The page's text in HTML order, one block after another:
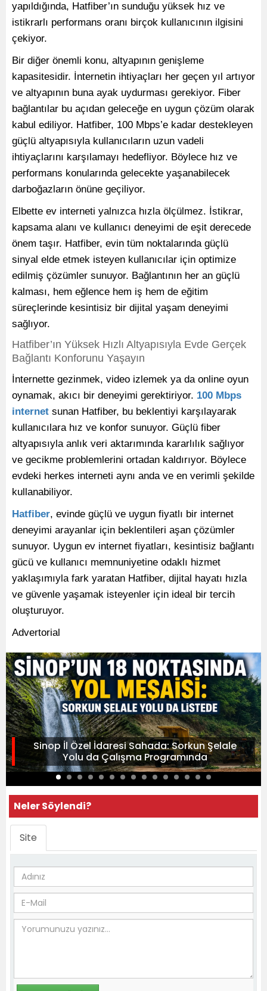
yapıldığında, Hatfiber’ın sunduğu yüksek hız ve
istikrarlı performans oranı birçok kullanıcının ilgisini
çekiyor.
Bir diğer önemli konu, altyapının genişleme
kapasitesidir. İnternetin ihtiyaçları her geçen yıl artıyor
ve altyapının buna ayak uydurması gerekiyor. Fiber
bağlantılar bu açıdan geleceğe en uygun çözüm olarak
kabul ediliyor. Hatfiber, 100 Mbps’e kadar destekleyen
güçlü altyapısıyla kullanıcıların uzun vadeli
ihtiyaçlarını karşılamayı hedefliyor. Böylece hız ve
performans konularında gelecekte yaşanabilecek
darboğazların önüne geçiliyor.
Elbette ev interneti yalnızca hızla ölçülmez. İstikrar,
kapsama alanı ve kullanıcı deneyimi de eşit derecede
önem taşır. Hatfiber, evin tüm noktalarında güçlü
sinyal elde etmek isteyen kullanıcılar için optimize
edilmiş çözümler sunuyor. Bağlantının her an güçlü
kalması, hem eğlence hem iş hem de eğitim
süreçlerinde kesintisiz bir dijital yaşam deneyimi
sağlıyor.
Hatfiber’ın Yüksek Hızlı Altyapısıyla Evde Gerçek
Bağlantı Konforunu Yaşayın
İnternette gezinmek, video izlemek ya da online oyun
oynamak, akıcı bir deneyimi gerektiriyor. 100 Mbps
internet sunan Hatfiber, bu beklentiyi karşılayarak
kullanıcılara hız ve konfor sunuyor. Güçlü fiber
altyapısıyla anlık veri aktarımında kararlılık sağlıyor
ve gecikme problemlerini ortadan kaldırıyor. Böylece
evdeki herkes interneti aynı anda ve en verimli şekilde
kullanabiliyor.
Hatfiber, evinde güçlü ve uygun fiyatlı bir internet
deneyimi arayanlar için beklentileri aşan çözümler
sunuyor. Uygun ev internet fiyatları, kesintisiz bağlantı
gücü ve kullanıcı memnuniyetine odaklı hizmet
yaklaşımıyla fark yaratan Hatfiber, dijital hayatı hızla
ve güvenle yaşamak isteyenler için ideal bir tercih
oluşturuyor.
Advertorial
Sinop İl Özel İdaresi Sahada: Sorkun Şelale
Yolu da Çalışma Programında
Neler Söylendi?
Site